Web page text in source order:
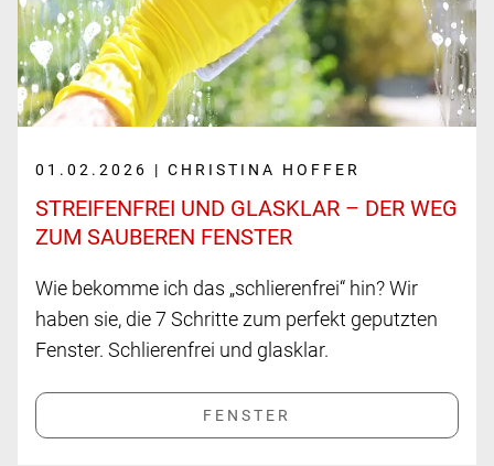
01.02.2026 | CHRISTINA HOFFER
STREIFENFREI UND GLASKLAR – DER WEG
ZUM SAUBEREN FENSTER
Wie bekomme ich das „schlierenfrei“ hin? Wir
haben sie, die 7 Schritte zum perfekt geputzten
Fenster. Schlierenfrei und glasklar.